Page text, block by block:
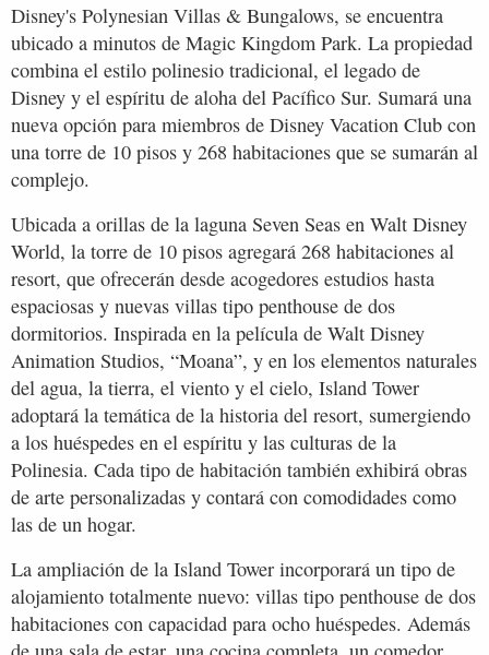
Disney's Polynesian Villas & Bungalows, se encuentra
ubicado a minutos de Magic Kingdom Park. La propiedad
combina el estilo polinesio tradicional, el legado de
Disney y el espíritu de aloha del Pacífico Sur. Sumará una
nueva opción para miembros de Disney Vacation Club con
una torre de 10 pisos y 268 habitaciones que se sumarán al
complejo.
Ubicada a orillas de la laguna Seven Seas en Walt Disney
World, la torre de 10 pisos agregará 268 habitaciones al
resort, que ofrecerán desde acogedores estudios hasta
espaciosas y nuevas villas tipo penthouse de dos
dormitorios. Inspirada en la película de Walt Disney
Animation Studios, “Moana”, y en los elementos naturales
del agua, la tierra, el viento y el cielo, Island Tower
adoptará la temática de la historia del resort, sumergiendo
a los huéspedes en el espíritu y las culturas de la
Polinesia. Cada tipo de habitación también exhibirá obras
de arte personalizadas y contará con comodidades como
las de un hogar.
La ampliación de la Island Tower incorporará un tipo de
alojamiento totalmente nuevo: villas tipo penthouse de dos
habitaciones con capacidad para ocho huéspedes. Además